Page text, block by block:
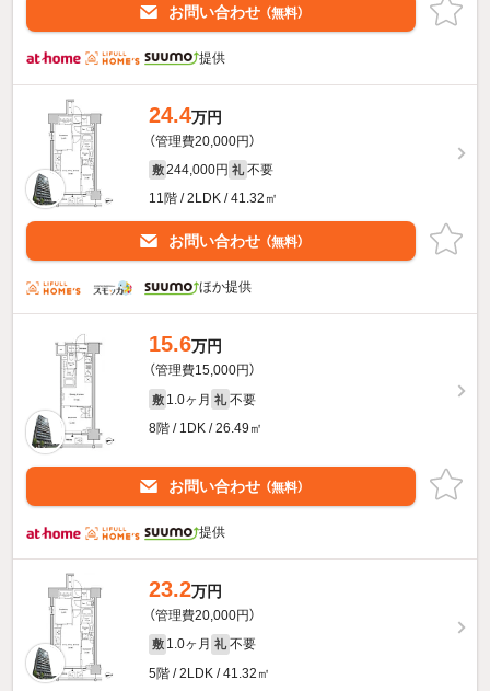
お問い合わせ （無料）
提供
24.4万円
（管理費20,000円）
敷 244,000円 礼 不要
11階 / 2LDK / 41.32㎡
お問い合わせ （無料）
ほか提供
15.6万円
（管理費15,000円）
敷 1.0ヶ月 礼 不要
8階 / 1DK / 26.49㎡
お問い合わせ （無料）
提供
23.2万円
（管理費20,000円）
敷 1.0ヶ月 礼 不要
5階 / 2LDK / 41.32㎡